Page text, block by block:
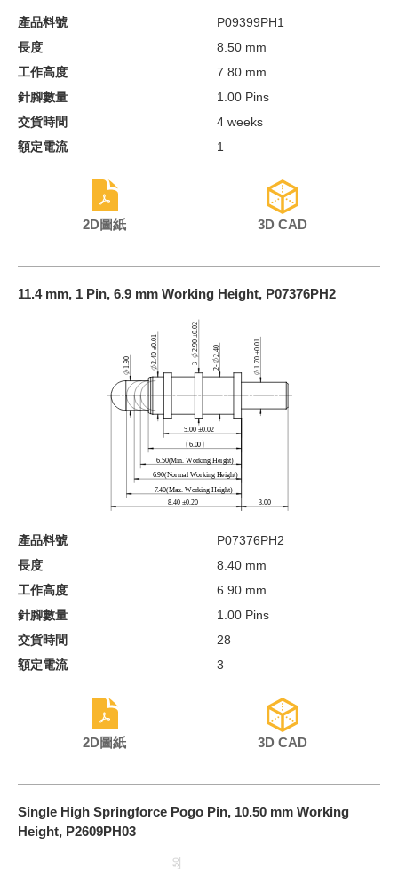
產品料號
P09399PH1
長度
8.50 mm
工作高度
7.80 mm
針腳數量
1.00 Pins
交貨時間
4 weeks
額定電流
1
2D圖紙 3D CAD
11.4 mm, 1 Pin, 6.9 mm Working Height, P07376PH2
產品料號
P07376PH2
長度
8.40 mm
工作高度
6.90 mm
針腳數量
1.00 Pins
交貨時間
28
額定電流
3
2D圖紙 3D CAD
Single High Springforce Pogo Pin, 10.50 mm Working
Height, P2609PH03